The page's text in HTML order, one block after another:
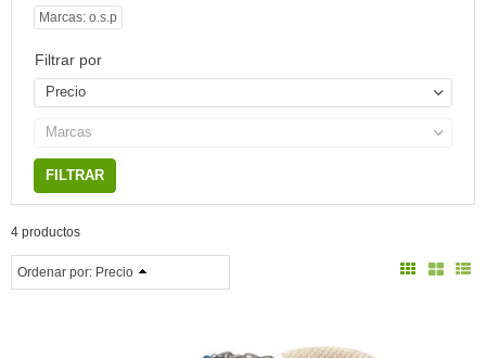
Marcas: o.s.p
Filtrar por
Precio
Marcas
4 productos
Ordenar por: Precio